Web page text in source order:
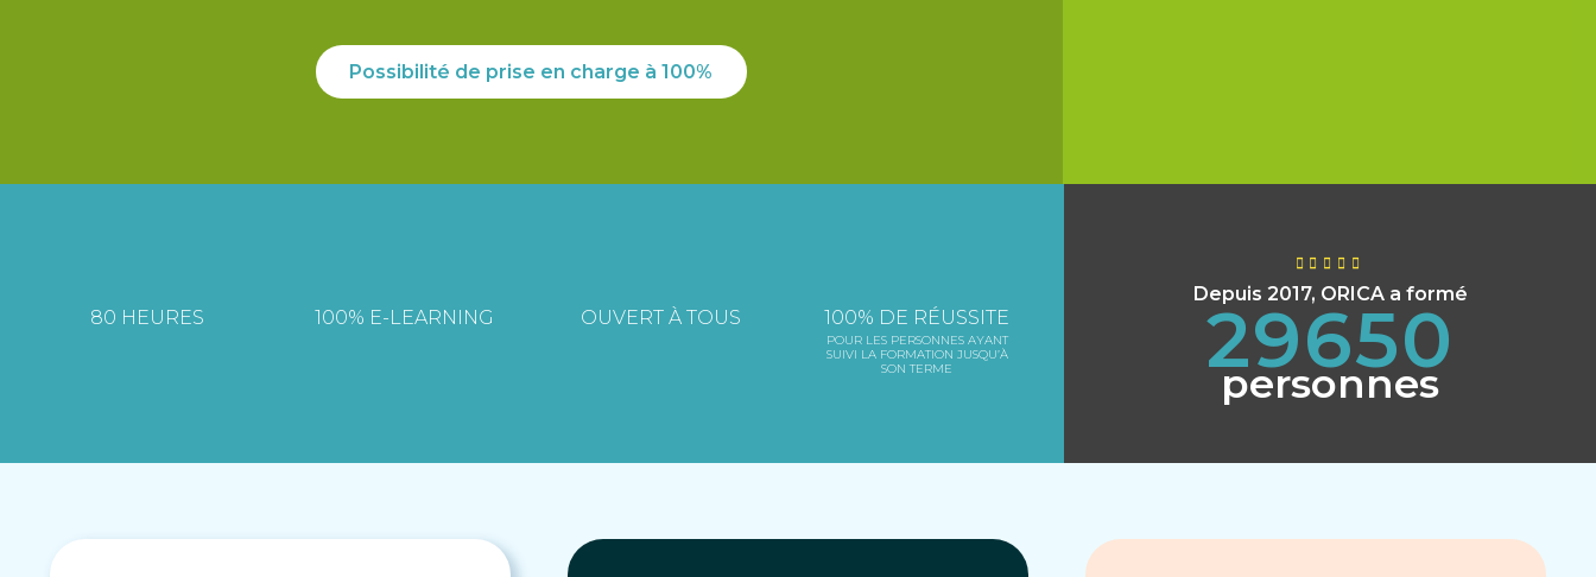
Possibilité de prise en charge à 100%
80 HEURES 100% E-LEARNING OUVERT À TOUS 100% DE RÉUSSITE
POUR LES PERSONNES AYANT
SUIVI LA FORMATION JUSQU’À
SON TERME
Depuis 2017, ORICA a formé
29650
personnes